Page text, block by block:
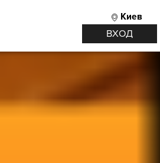
Киев
ВХОД